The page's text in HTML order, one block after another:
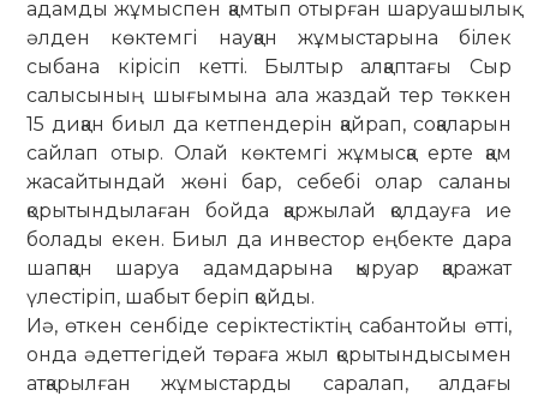
адамды жұмыспен қам­тып отырған шаруашылық
әл­ден көктемгі науқан жұмыстарына білек
сыбана кірісіп кетті. Былтыр алқап­тағы Сыр
салысының шығымына ала жаздай тер төккен
15 диқан биыл да кетпендерін қайрап, соқаларын
сай­лап отыр. Олай көктемгі жұмысқа ерте қам
жасайтындай жөні бар, се­бебі олар саланы
қорытындылаған бойда қаржылай қолдауға ие
болады екен. Биыл да инвестор еңбекте дара
шап­қан шаруа адамдарына қыруар қара­жат
үлестіріп, шабыт беріп қойды.
Иә, өткен сенбіде серіктестіктің са­бантойы өтті,
онда әдеттегідей төраға жыл қорытындысымен
атқарылған жұ­мыс­тарды саралап, алдағы